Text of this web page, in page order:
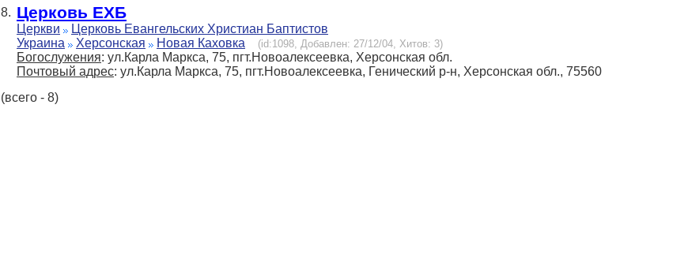
8. Церковь ЕХБ
Церкви
Церковь Евангельских Христиан Баптистов
Украина
Херсонская Новая Каховка (id:1098, Добавлен: 27/12/04, Хитов: 3)
Богослужения: ул.Карла Маркса, 75, пгт.Новоалексеевка, Херсонская обл.
Почтовый адрес: ул.Карла Маркса, 75, пгт.Новоалексеевка, Генический р-н, Херсонская обл., 75560
(всего - 8)